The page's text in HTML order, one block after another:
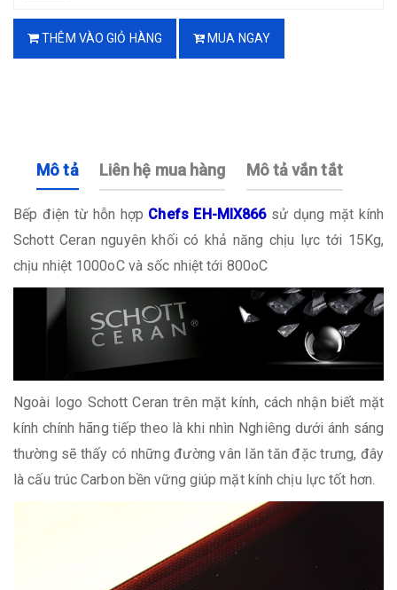
THÊM VÀO GIỎ HÀNG MUA NGAY
Mô tả Liên hệ mua hàng Mô tả vắn tắt
Bếp điện từ hỗn hợp Chefs EH-MIX866 sử dụng mặt kính
Schott Ceran nguyên khối có khả năng chịu lực tới 15Kg,
chịu nhiệt 1000oC và sốc nhiệt tới 800oC
Ngoài logo Schott Ceran trên mặt kính, cách nhận biết mặt
kính chính hãng tiếp theo là khi nhìn Nghiêng dưới ánh sáng
thường sẽ thấy có những đường vân lăn tăn đặc trưng, đây
là cấu trúc Carbon bền vững giúp mặt kính chịu lực tốt hơn.